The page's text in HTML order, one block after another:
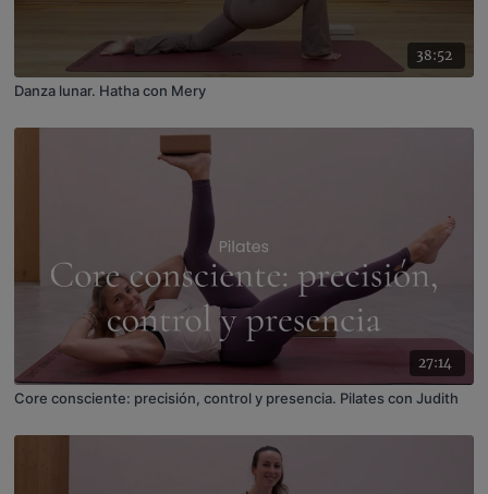
38:52
Danza lunar. Hatha con Mery
27:14
Core consciente: precisión, control y presencia. Pilates con Judith